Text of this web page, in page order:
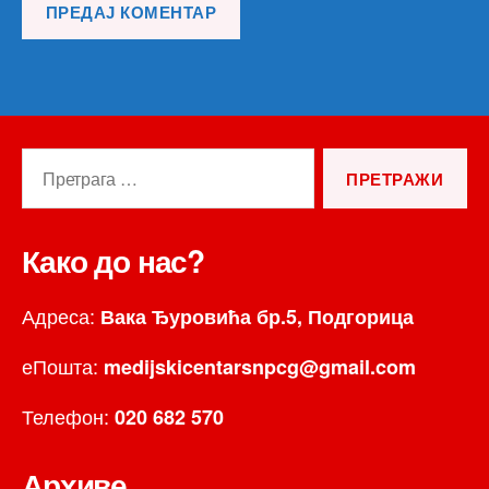
Како до нас?
Адреса: Вака Ђуровића бр.5, Подгорица
еПошта: medijskicentarsnpcg@gmail.com
Телефон: 020 682 570